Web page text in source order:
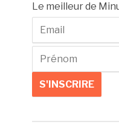
Le meilleur de